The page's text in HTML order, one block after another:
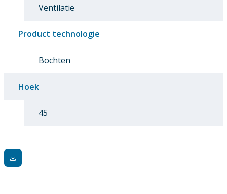
Ventilatie
Product technologie
Bochten
Hoek
45